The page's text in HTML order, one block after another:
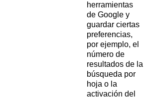
herramientas
de Google y
guardar ciertas
preferencias,
por ejemplo, el
número de
resultados de la
búsqueda por
hoja o la
activación del